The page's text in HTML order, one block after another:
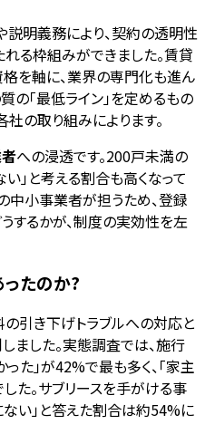
明義務により、契約の透明性
る枠組みができました。賃貸
を軸に、業界の専門化も進ん
の「最低ライン」を定めるもの
の取り組みによります。
への浸透です。200戸未満の
」と考える割合も高くなって
中小事業者が担うため、登録
するかが、制度の実効性を左
たのか?
引き下げトラブルへの対応と
ました。実態調査では、施行
た」が42%で最も多く、「家主
た。サブリースを手がける事
い」と答えた割合は約54%に